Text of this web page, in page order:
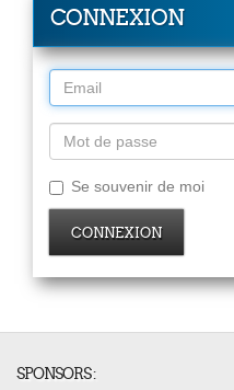
CONNEXION
Se souvenir de moi
CONNEXION
SPONSORS :